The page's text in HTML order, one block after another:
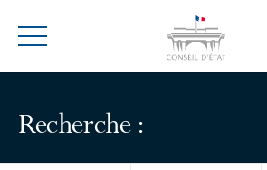
Menu
Recherche :